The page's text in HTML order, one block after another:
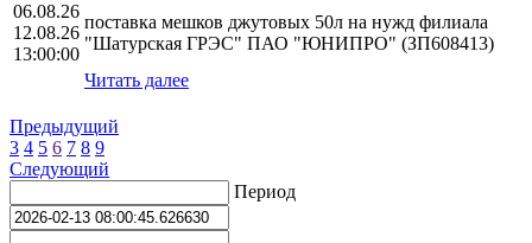
06.08.26
12.08.26
13:00:00
поставка мешков джутовых 50л на нужд филиала
"Шатурская ГРЭС" ПАО "ЮНИПРО" (ЗП608413)
Читать далее
Предыдущий
3 4 5 6 7 8 9
Следующий
Период